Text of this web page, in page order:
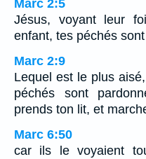
Marc 2:5
Jésus, voyant leur
enfant, tes péchés
Marc 2:9
Lequel est le plus
péchés sont
prends ton lit, et
Marc 6:50
car ils le voyaient